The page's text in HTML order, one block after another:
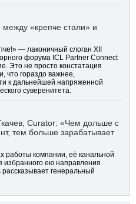
между «крепче стали» и
— лаконичный слоган XII
форума ICL Partner Connect
Это не просто констатация
что гораздо важнее,
к дальнейшей напряженной
суверенитета.
Curator: «Чем дольше с
тем больше зарабатывает
работы компании, её канальной
избранного ею направления
генеральный